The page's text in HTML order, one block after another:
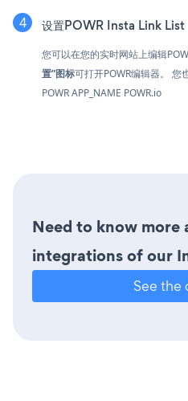
设置POWR Insta Link List
您可以在您的实时网站上编辑
置”图标可打开POWR编辑器。 您
POWR APP_NAME POWR.io
Need to know more
integrations of our
See the